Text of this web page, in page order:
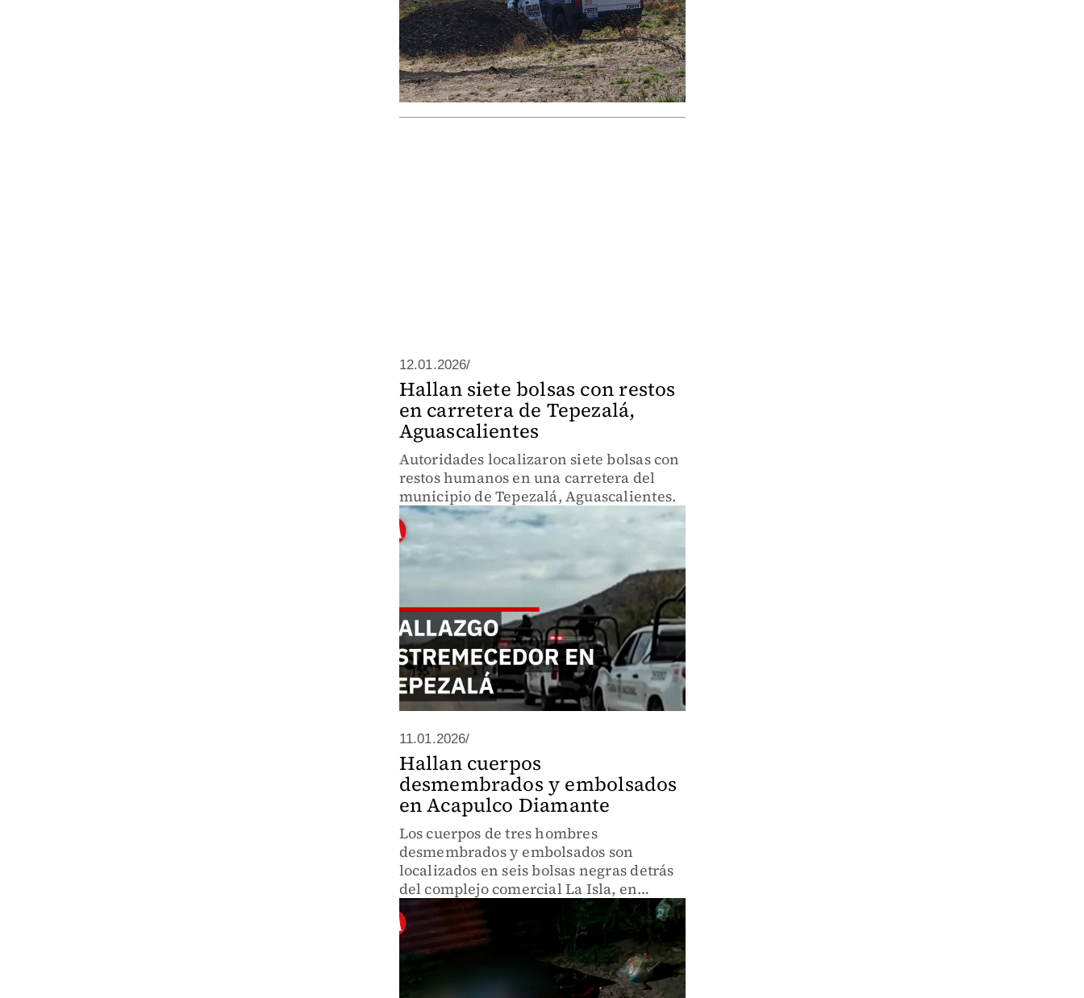
12.01.2026/
Hallan siete bolsas con restos
en carretera de Tepezalá,
Aguascalientes
Autoridades localizaron siete bolsas con
restos humanos en una carretera del
municipio de Tepezalá, Aguascalientes.
11.01.2026/
Hallan cuerpos
desmembrados y embolsados
en Acapulco Diamante
Los cuerpos de tres hombres
desmembrados y embolsados son
localizados en seis bolsas negras detrás
del complejo comercial La Isla, en
Acapulco Diamante. El hallazgo ocurre
tras reportes anónimos al C-5, lo que
moviliza a fuerzas de seguridad.